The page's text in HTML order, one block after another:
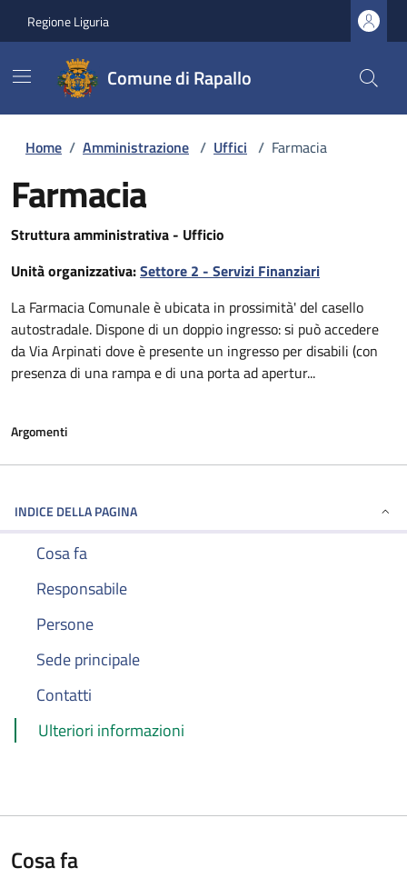
Regione Liguria
Comune di Rapallo
Home / Amministrazione / Uffici / Farmacia
Farmacia
Struttura amministrativa - Ufficio
Unità organizzativa:Settore 2 - Servizi Finanziari
La Farmacia Comunale è ubicata in prossimità' del casello
autostradale. Dispone di un doppio ingresso: si può accedere
da Via Arpinati dove è presente un ingresso per disabili (con
presenza di una rampa e di una porta ad apertur...
Argomenti
INDICE DELLA PAGINA
Cosa fa
Responsabile
Persone
Sede principale
Contatti
Ulteriori informazioni
Cosa fa